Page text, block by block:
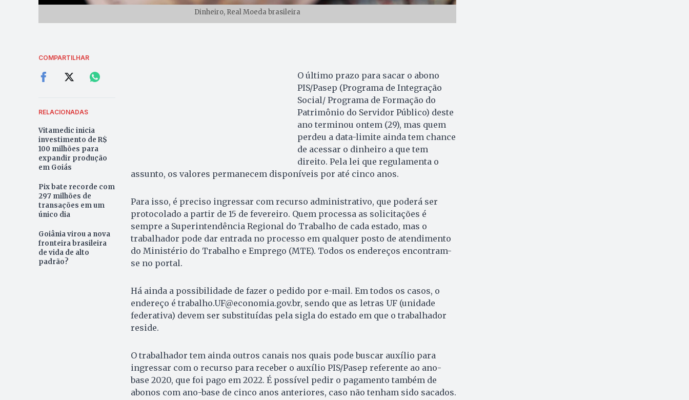
Dinheiro, Real Moeda brasileira
COMPARTILHAR
RELACIONADAS
Vitamedic inicia
investimento de R$
100 milhões para
expandir produção
em Goiás
Pix bate recorde com
297 milhões de
transações em um
único dia
Goiânia virou a nova
fronteira brasileira
de vida de alto
padrão?
O último prazo para sacar o abono
PIS/Pasep (Programa de Integração
Social/ Programa de Formação do
Patrimônio do Servidor Público) deste
ano terminou ontem (29), mas quem
perdeu a data-limite ainda tem chance
de acessar o dinheiro a que tem
direito. Pela lei que regulamenta o
assunto, os valores permanecem disponíveis por até cinco anos.
Para isso, é preciso ingressar com recurso administrativo, que poderá ser
protocolado a partir de 15 de fevereiro. Quem processa as solicitações é
sempre a Superintendência Regional do Trabalho de cada estado, mas o
trabalhador pode dar entrada no processo em qualquer posto de atendimento
do Ministério do Trabalho e Emprego (MTE). Todos os endereços encontram-
se no portal.
Há ainda a possibilidade de fazer o pedido por e-mail. Em todos os casos, o
endereço é trabalho.UF@economia.gov.br, sendo que as letras UF (unidade
federativa) devem ser substituídas pela sigla do estado em que o trabalhador
reside.
O trabalhador tem ainda outros canais nos quais pode buscar auxílio para
ingressar com o recurso para receber o auxílio PIS/Pasep referente ao ano-
base 2020, que foi pago em 2022. É possível pedir o pagamento também de
abonos com ano-base de cinco anos anteriores, caso não tenham sido sacados.